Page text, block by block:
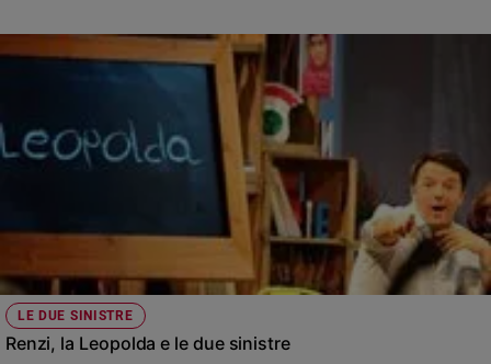
LE DUE SINISTRE
Renzi, la Leopolda e le due sinistre